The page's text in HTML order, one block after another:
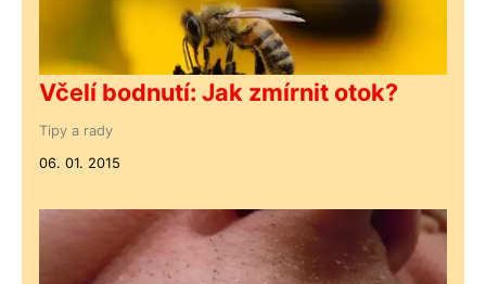
Včelí bodnutí: Jak zmírnit otok?
Tipy a rady
06. 01. 2015